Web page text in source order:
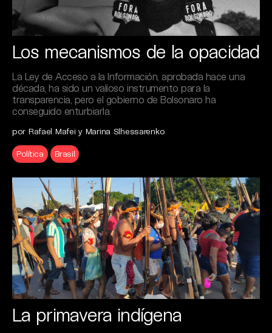
Los mecanismos de la opacidad
La Ley de Acceso a la Información, aprobada hace una
década, ha sido un valioso instrumento para la
transparencia, pero el gobierno de Bolsonaro ha
conseguido enturbiarla.
por Rafael Mafei y Marina Slhessarenko
Política Brasil
La primavera indígena